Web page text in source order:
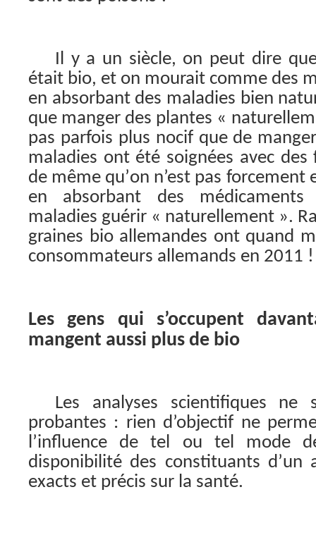
Il y a un siècle, on peut dire
était bio, et on mourait comme des
en absorbant des maladies bien
que manger des plantes «
pas parfois plus nocif que de
maladies ont été soignées avec des
de même qu’on n’est pas
en absorbant des médicaments
maladies guérir « naturellement ».
graines bio allemandes ont quand
consommateurs allemands en 2011 !
Les gens qui s’occupent
mangent aussi plus de bio
Les analyses scientifiques ne
probantes : rien d’objectif ne
l’influence de tel ou tel mode
disponibilité des constituants
exacts et précis sur la santé.